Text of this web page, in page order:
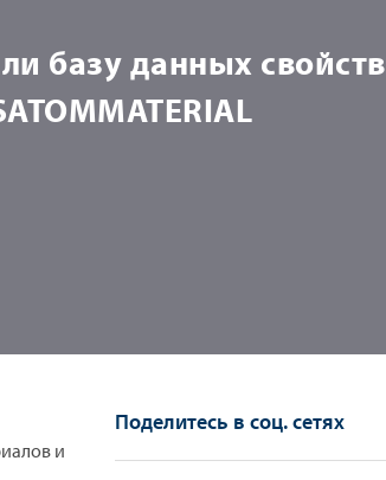
базу данных свойств
и
Поделитесь в соц. сетях